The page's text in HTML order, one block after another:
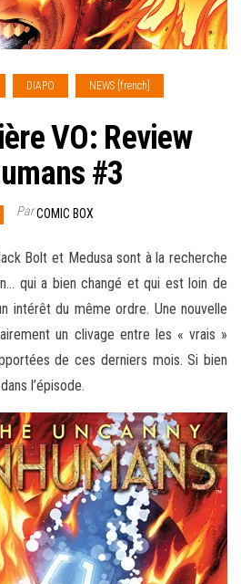
DIAPO NEWS [french]
VO: Review
#3
ParCOMIC BOX
Bolt et Medusa sont à la recherche
qui a bien changé et qui est loin de
intérêt du même ordre. Une nouvelle
un clivage entre les « vrais »
de ces derniers mois. Si bien
l’épisode.